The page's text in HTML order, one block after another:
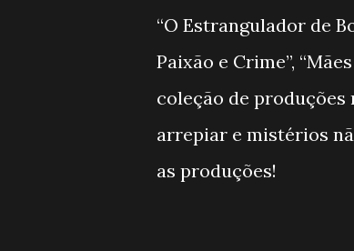
“O Estrangulador de
Paixão e Crime”,
coleção de produções
arrepiar e mistérios
as produções!